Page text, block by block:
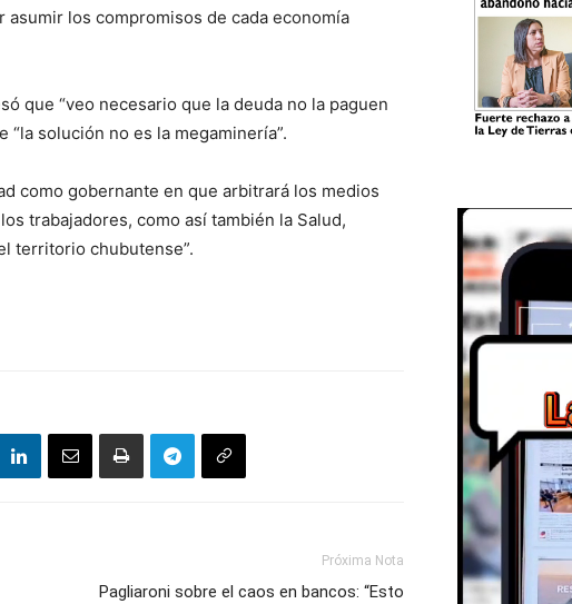
los compromisos de cada economía
que “veo necesario que la deuda no la paguen
“la solución no es la megaminería”.
como gobernante en que arbitrará los medios
trabajadores, como así también la Salud,
territorio chubutense”.
Próxima Nota
Pagliaroni sobre el caos en bancos: “Esto